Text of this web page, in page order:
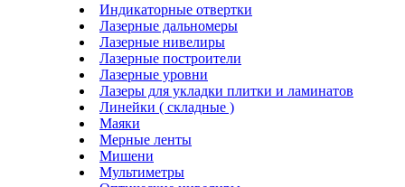
Индикаторные отвертки
Лазерные дальномеры
Лазерные нивелиры
Лазерные построители
Лазерные уровни
Лазеры для укладки плитки и ламинатов
Линейки ( складные )
Маяки
Мерные ленты
Мишени
Мультиметры